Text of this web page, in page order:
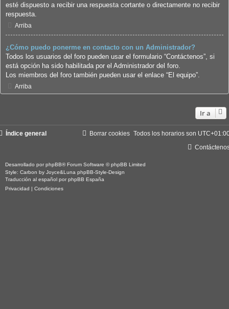
esté dispuesto a recibir una respuesta cortante o directamente no recibir
respuesta.
Arriba
¿Cómo puedo ponerme en contacto con un Administrador?
Todos los usuarios del foro pueden usar el formulario “Contáctenos”, si
está opción ha sido habilitada por el Administrador del foro.
Los miembros del foro también pueden usar el enlace “El equipo”.
Arriba
Ir a
Índice general Todos los horarios son
Borrar cookies
Desarrollado por phpBB® Forum Software © phpBB Limited
Style: Carbon by Joyce&Luna phpBB-Style-Design
Traducción al español por phpBB España
Privacidad | Condiciones